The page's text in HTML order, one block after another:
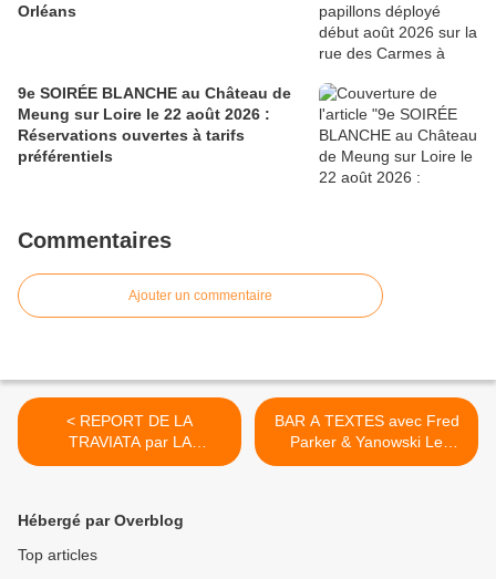
Orléans
9e SOIRÉE BLANCHE au Château de
Meung sur Loire le 22 août 2026 :
Réservations ouvertes à tarifs
préférentiels
Commentaires
Ajouter un commentaire
< REPORT DE LA
TRAVIATA par LA
FABRIQUE OPÉRA VAL DE
D’ORLÉANS
BAR A TEXTES avec Fred
Parker & Yanowski Le
cirque des mirages - St
Hébergé par Overblog
Top articles